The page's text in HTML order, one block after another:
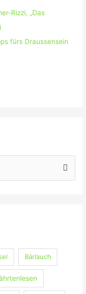
Rizzi, „Das
fürs Draussensein
Bärlauch